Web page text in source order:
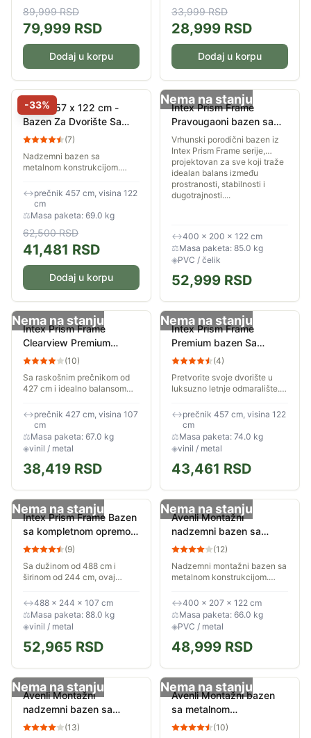
89,999RSD
79,999 RSD
Dodaj u korpu
33,999RSD
28,999 RSD
Dodaj u korpu
-33%
Intex 457 x 122 cm -
Bazen Za Dvorište Sa
Čeličnom Konstrukcijom
(7)
Nadzemni bazen sa
metalnom konstrukcijom.
cm u kompletu sa filterskom
pumpom, merdevinama,
podlogom, pokrivkom i setom
↔prečnik 457 cm, visina 122
cm
⚖Masa paketa: 69.0 kg
62,500RSD
41,481 RSD
Dodaj u korpu
Nema na stanju
Intex Prism Frame
Pravougaoni bazen sa
pumpom i merdevinama
400x200x122cm 26790
Vrhunski porodični bazen iz
Intex Prism Frame serije,
projektovan za sve koji traže
idealan balans između
prostranosti, stabilnosti i
dugotrajnosti....
↔400 × 200 × 122 cm
⚖Masa paketa: 85.0 kg
◈PVC / čelik
52,999 RSD
Nema na stanju
Intex Prism Frame
Clearview Premium
Bazen sa prozirnim
opremom 4.27 x 1.07m
(10)
Sa raskošnim prečnikom od
427 cm i idealno balansom
ekskluzivni model izdvaja se
na tržištu zahvaljujući
inovativnom...
↔prečnik 427 cm, visina 107
cm
⚖Masa paketa: 67.0 kg
◈vinil / metal
38,419 RSD
Nema na stanju
Intex Prism Frame
Premium bazen Sa
kompletnom opremom
(4)
Pretvorite svoje dvorište u
luksuzno letnje odmaralište.
in-One rešenje sa snažnom
filter-pumpom, merdevinama,
zaštitnom...
↔prečnik 457 cm, visina 122
cm
⚖Masa paketa: 74.0 kg
◈vinil / metal
43,461 RSD
Nema na stanju
Intex Prism Frame Bazen
sa kompletnom opremom
4.88 x 2.44 x 1.07m
(9)
Sa dužinom od 488 cm i
širinom od 244 cm, ovaj
iskorišćenu vodenu površinu
bez zaobljenih uglova, što ga
čini idealnim izborom...
↔488 × 244 × 107 cm
⚖Masa paketa: 88.0 kg
◈vinil / metal
52,965 RSD
Nema na stanju
Avenli Montažni
nadzemni bazen sa
merdevinama i pumpom
26-371203
(12)
Nadzemni montažni bazen sa
metalnom konstrukcijom.
bazena su 400 x 207 x
122cm. Sastavni deo
kompleta su merdevine i
pumpa za...
↔400 × 207 × 122 cm
⚖Masa paketa: 66.0 kg
◈PVC / metal
48,999 RSD
Nema na stanju
Avenli Montažni
nadzemni bazen sa
merdevinama i pumpom
(13)
Nema na stanju
Avenli Montažni bazen
sa metalnom
konstrukcijom
(10)